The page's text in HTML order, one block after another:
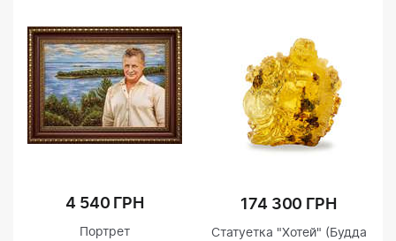
4 540 ГРН
Портрет
174 300 ГРН
Статуетка "Хотей" (Будда